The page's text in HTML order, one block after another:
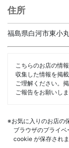
住所
福島県白河市東小
こちらのお店の情
収集した情報を掲
ご理解ください。
ご報告をお願いしま
※お気に入りのお店の
ブラウザのプライ
cookie が保存され